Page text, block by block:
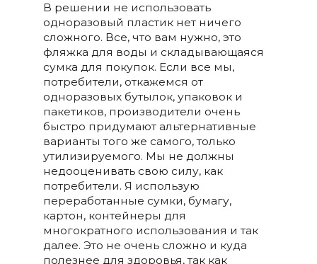
В решении не использовать
одноразовый пластик нет ничего
сложного. Все, что вам нужно, это
фляжка для воды и складывающаяся
сумка для покупок. Если все мы,
потребители, откажемся от
одноразовых бутылок, упаковок и
пакетиков, производители очень
быстро придумают альтернативные
варианты того же самого, только
утилизируемого. Мы не должны
недооценивать свою силу, как
потребители. Я использую
переработанные сумки, бумагу,
картон, контейнеры для
многократного использования и так
далее. Это не очень сложно и куда
полезнее для здоровья, так как